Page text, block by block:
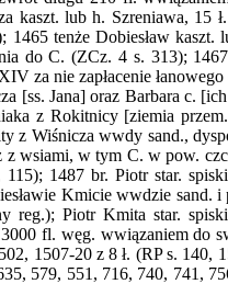
kaszt. lub h. Szreniawa, 15
tenże Dobiesław kaszt.
do C. (ZCz. 4 s. 313);
za nie zapłacenie
[ss. Jana] oraz Barbara c. [ich
z Rokitnicy [ziemia
z Wiśnicza wwdy sand.,
wsiami, w tym C. w pow.
1487 br. Piotr star.
Kmicie wwdzie sand. i
Piotr Kmita star.
fl. węg. wwiązaniem do
1507-20 z 8 ł. (RP s. 140,
579, 551, 716, 740, 741,